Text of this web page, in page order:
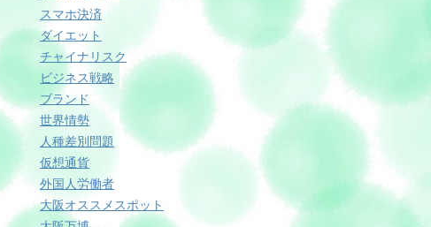
スマホ決済
ダイエット
チャイナリスク
ビジネス戦略
ブランド
世界情勢
人種差別問題
仮想通貨
外国人労働者
大阪オススメスポット